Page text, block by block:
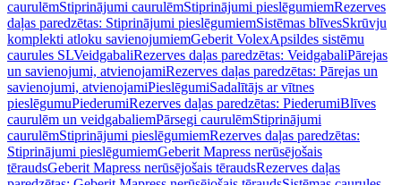
caurulēmStiprinājumi caurulēmStiprinājumi pieslēgumiemRezerves
daļas paredzētas: Stiprinājumi pieslēgumiemSistēmas blīvesSkrūvju
komplekti atloku savienojumiemGeberit VolexApsildes sistēmu
caurules SLVeidgabaliRezerves daļas paredzētas: VeidgabaliPārejas
un savienojumi, atvienojamiRezerves daļas paredzētas: Pārejas un
savienojumi, atvienojamiPieslēgumiSadalītājs ar vītnes
pieslēgumuPiederumiRezerves daļas paredzētas: PiederumiBlīves
caurulēm un veidgabaliemPārsegi caurulēmStiprinājumi
caurulēmStiprinājumi pieslēgumiemRezerves daļas paredzētas:
Stiprinājumi pieslēgumiemGeberit Mapress nerūsējošais
tēraudsGeberit Mapress nerūsējošais tēraudsRezerves daļas